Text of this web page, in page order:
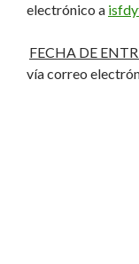
electrónico a
FECHA DE
vía correo